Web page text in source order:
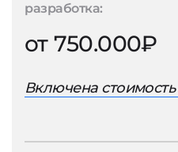
разработка:
от 750.000₽
Включена стоимость